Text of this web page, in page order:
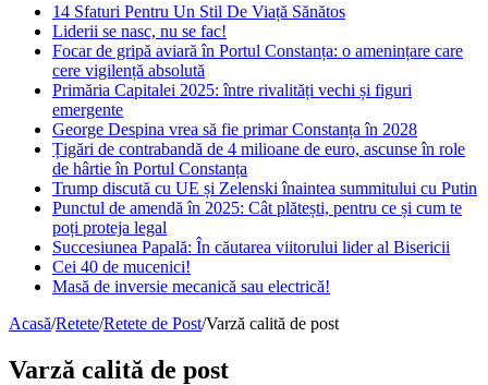
14 Sfaturi Pentru Un Stil De Viață Sănătos
Liderii se nasc, nu se fac!
Focar de gripă aviară în Portul Constanța: o amenințare care
cere vigilență absolută
Primăria Capitalei 2025: între rivalități vechi și figuri
emergente
George Despina vrea să fie primar Constanța în 2028
Țigări de contrabandă de 4 milioane de euro, ascunse în role
de hârtie în Portul Constanța
Trump discută cu UE și Zelenski înaintea summitului cu Putin
Punctul de amendă în 2025: Cât plătești, pentru ce și cum te
poți proteja legal
Succesiunea Papală: În căutarea viitorului lider al Bisericii
Cei 40 de mucenici!
Masă de inversie mecanică sau electrică!
Acasă/Retete/Retete de Post/Varză calită de post
Varză calită de post